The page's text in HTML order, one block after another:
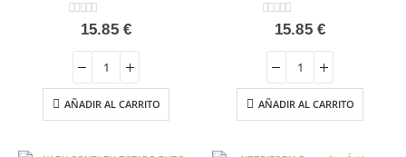
out of 5
15.85 €
AÑADIR AL CARRITO
out of 5
15.85 €
AÑADIR AL CARRITO